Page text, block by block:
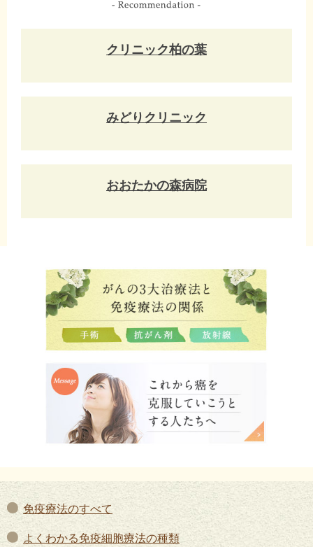
クリニック柏の葉
みどりクリニック
おおたかの森病院
免疫療法のすべて
よくわかる免疫細胞療法の種類